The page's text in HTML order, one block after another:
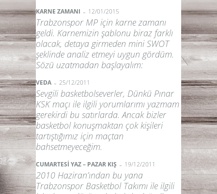
KARNE ZAMANI - 12/01/2015
Trabzonspor MP için karne zamanı
geldi. Karnemizin şablonu biraz farklı
olacak, detaya girmeden mini SWOT
şeklinde analiz etmeyi uygun gördüm.
Sözü uzatmadan başlayalım:
VEDA - 25/12/2011
Sevgili basketbolseverler, Dünkü Pınar
KSK maçı ile ilgili yorumlarımı yazmam
gerekirdi bu satırlarda. Ancak bizler
basketbol konuşmaktan çok kişileri
tartıştığımız için maçtan
bahsetmeyeceğim.
CUMARTESİ YAZ – PAZAR KIŞ - 19/12/2011
2010 Haziran’ından bu yana
Trabzonspor Basketbol Takımı ile ilgili